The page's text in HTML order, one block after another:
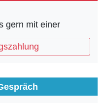
gern mit einer